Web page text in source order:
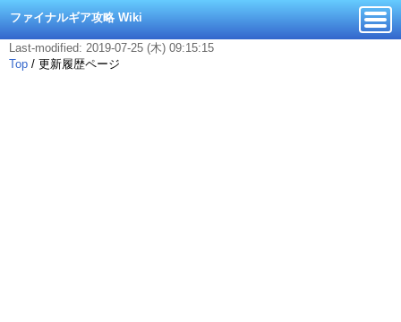
ファイナルギア攻略 Wiki
Last-modified: 2019-07-25 (木) 09:15:15
Top / 更新履歴ページ